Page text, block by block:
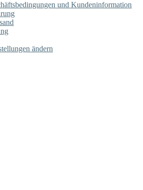
und Kundeninformation
ändern